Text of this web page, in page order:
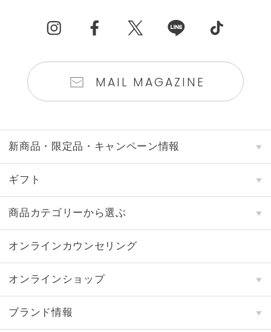
MAIL MAGAZINE
新商品・限定品・キャンペーン情報
ギフト
商品カテゴリーから選ぶ
オンラインカウンセリング
オンラインショップ
ブランド情報